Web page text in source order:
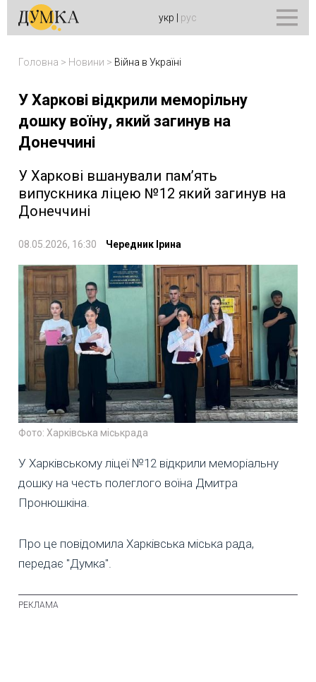
укр рус
Головна > Новини > Війна в Україні
У Харкові відкрили меморільну
дошку воїну, який загинув на
Донеччині
У Харкові вшанували пам’ять
випускника ліцею №12 який загинув на
Донеччині
08.05.2026, 16:30 Чередник Ірина
Фото: Харківська міськрада
У Харківському ліцеї №12 відкрили меморіальну
дошку на честь полеглого воїна Дмитра
Пронюшкіна.
Про це повідомила Харківська міська рада,
передає "Думка".